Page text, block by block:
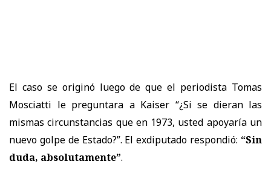
El caso se originó luego de que el periodista Tomas
Mosciatti le preguntara a Kaiser “¿Si se dieran las
mismas circunstancias que en 1973, usted apoyaría un
nuevo golpe de Estado?”. El exdiputado respondió: “Sin
duda, absolutamente”.